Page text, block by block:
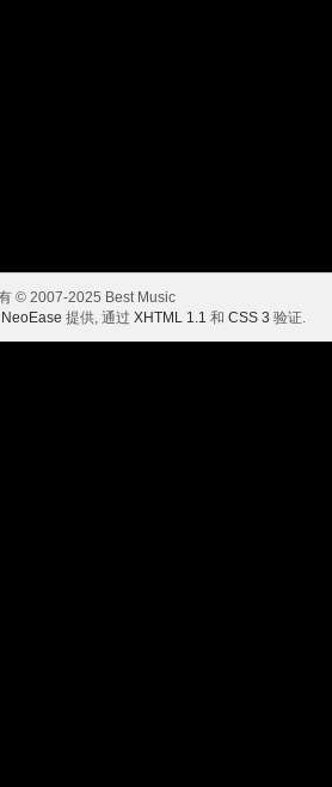
© 2007-2025 Best Music
NeoEase 提供, 通过 XHTML 1.1 和 CSS 3 验证.